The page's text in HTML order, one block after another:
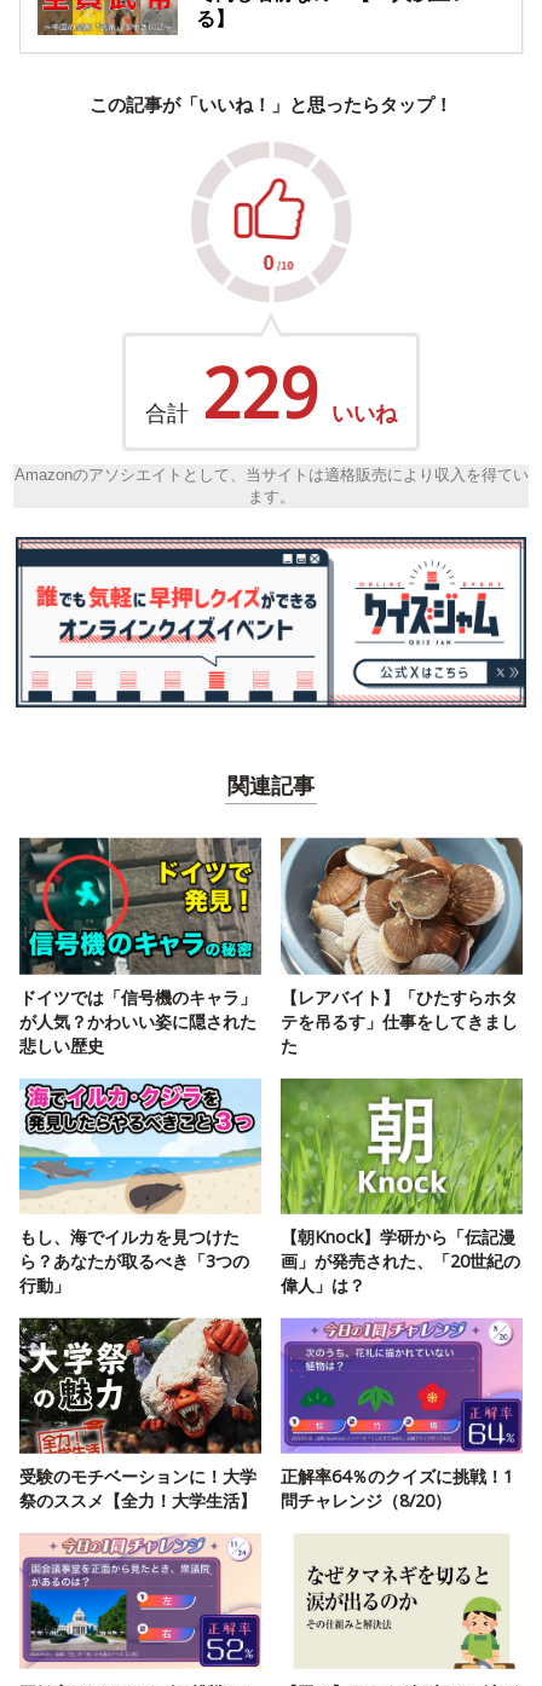
る】
この記事が「いいね！」と思ったらタップ！
合計 229 いいね
Amazonのアソシエイトとして、当サイトは適格販売により収入を得てい
ます。
関連記事
ドイツでは「信号機のキャラ」
が人気？かわいい姿に隠された
悲しい歴史
【レアバイト】「ひたすらホタ
テを吊るす」仕事をしてきまし
た
もし、海でイルカを見つけた
ら？あなたが取るべき「3つの
行動」
【朝Knock】学研から「伝記漫
画」が発売された、「20世紀の
偉人」は？
受験のモチベーションに！大学
祭のススメ【全力！大学生活】
正解率64％のクイズに挑戦！1
問チャレンジ（8/20）